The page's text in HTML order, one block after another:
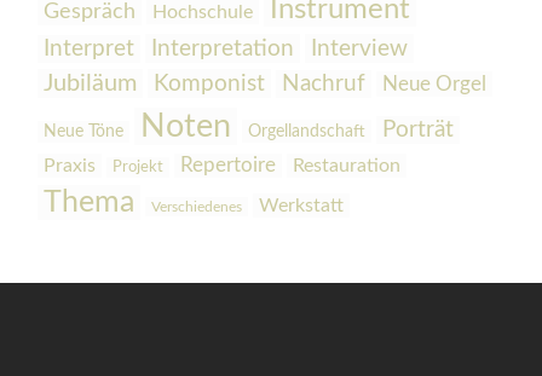
Gespräch Hochschule Instrument
Interpret Interpretation
Interview
Jubiläum
Komponist Nachruf Neue Orgel
Neue Töne Noten Orgellandschaft Porträt
Praxis Projekt Repertoire Restauration
Thema Verschiedenes Werkstatt